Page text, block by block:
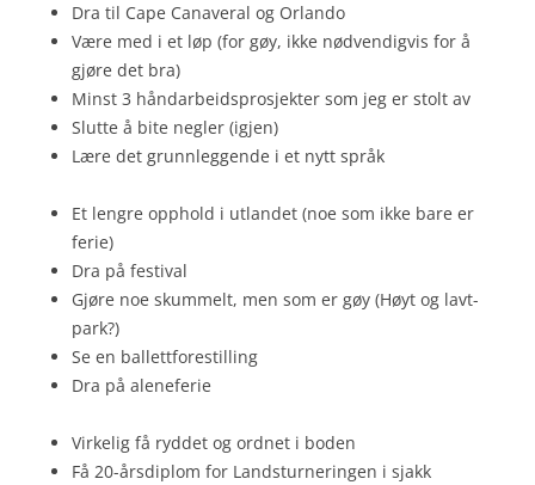
Dra til Cape Canaveral og Orlando
Være med i et løp (for gøy, ikke nødvendigvis for å
gjøre det bra)
Minst 3 håndarbeidsprosjekter som jeg er stolt av
Slutte å bite negler (igjen)
Lære det grunnleggende i et nytt språk
Et lengre opphold i utlandet (noe som ikke bare er
ferie)
Dra på festival
Gjøre noe skummelt, men som er gøy (Høyt og lavt-
park?)
Se en ballettforestilling
Dra på aleneferie
Virkelig få ryddet og ordnet i boden
Få 20-årsdiplom for Landsturneringen i sjakk